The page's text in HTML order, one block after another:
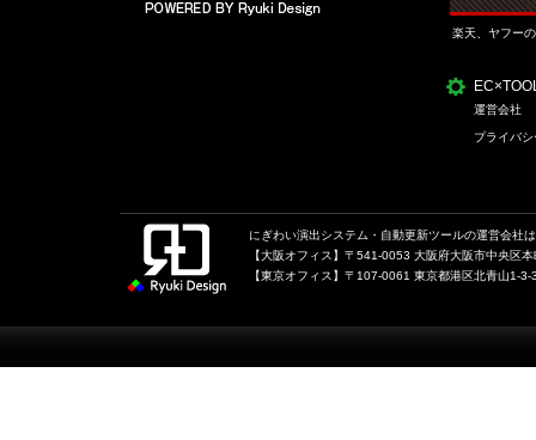
楽天、ヤフー
運営会社
プライバ
にぎわい演出システム・自動更新ツールの運営会
【大阪オフィス】〒541-0053 大阪府大阪市中央区
【東京オフィス】〒107-0061 東京都港区北青山1-